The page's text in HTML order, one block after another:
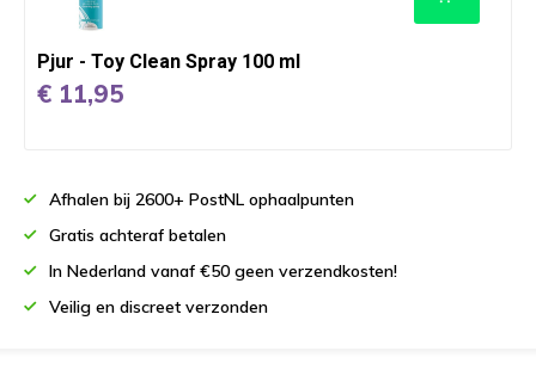
Pjur - Toy Clean Spray 100 ml
€ 11,95
Afhalen bij 2600+ PostNL ophaalpunten
Gratis achteraf betalen
In Nederland vanaf €50 geen verzendkosten!
Veilig en discreet verzonden